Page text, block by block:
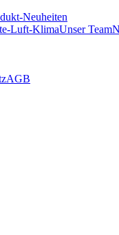
Neuheiten
Luft-KlimaUnser Team
AGB